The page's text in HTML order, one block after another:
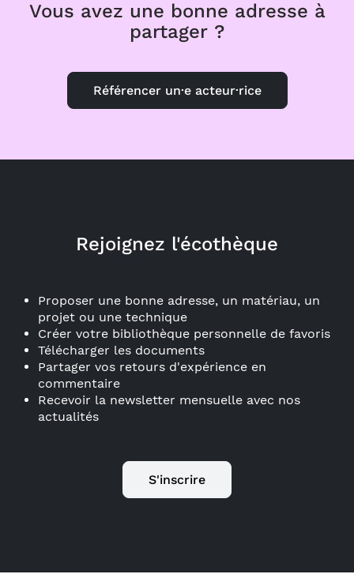
Vous avez une bonne adresse à
partager ?
Référencer un·e acteur·rice
Rejoignez l'écothèque
Proposer une bonne adresse, un matériau, un
projet ou une technique
Créer votre bibliothèque personnelle de favoris
Télécharger les documents
Partager vos retours d'expérience en
commentaire
Recevoir la newsletter mensuelle avec nos
actualités
S'inscrire